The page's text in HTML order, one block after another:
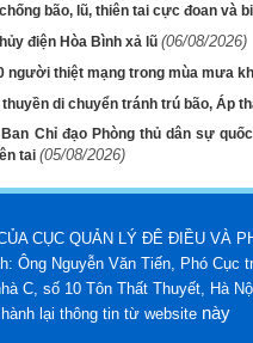
bão, lũ, thiên tai cực đoan và
điện Hòa Bình xả lũ(06/08/2026)
người thiệt mạng trong mùa mưa
di chuyển tránh trú bão, Áp
Chỉ đạo Phòng thủ dân sự
tai(05/08/2026)
CỤC QUẢN LÝ ĐÊ ĐIỀU VÀ
Ông Nguyễn Văn Tiến, Phó Cục
C, số 10 Tôn Thất Thuyết, Hà
lại thông tin từ website này